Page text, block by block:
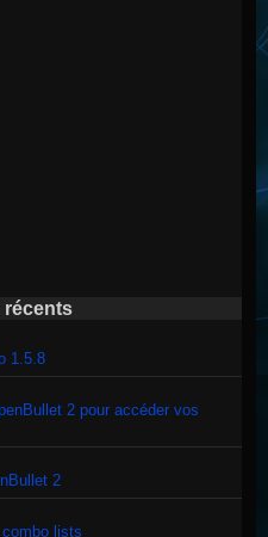
récents
1.5.8
2 pour accéder vos
2
lists